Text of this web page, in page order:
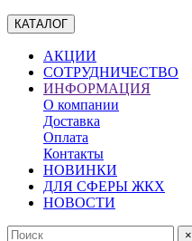
КАТАЛОГ
АКЦИИ
СОТРУДНИЧЕСТВО
ИНФОРМАЦИЯ
О компании
Доставка
Оплата
Контакты
НОВИНКИ
ДЛЯ СФЕРЫ ЖКХ
НОВОСТИ
×